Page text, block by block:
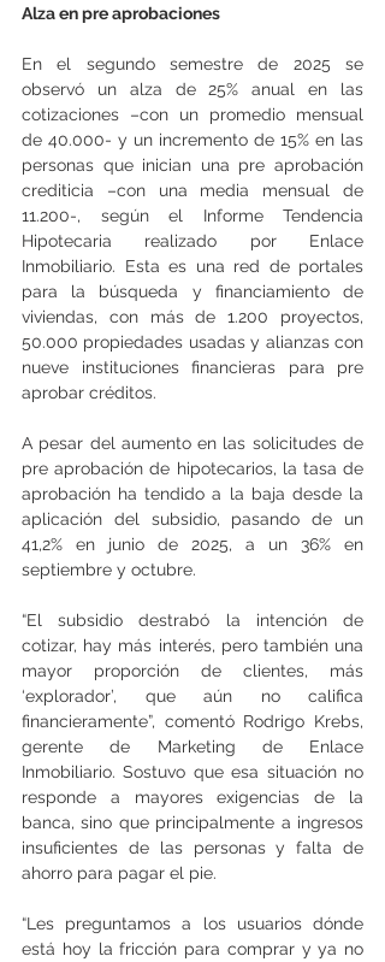
Alza en pre aprobaciones
En el segundo semestre de 2025 se
observó un alza de 25% anual en las
cotizaciones –con un promedio mensual
de 40.000- y un incremento de 15% en las
personas que inician una pre aprobación
crediticia –con una media mensual de
11.200-, según el Informe Tendencia
Hipotecaria realizado por Enlace
Inmobiliario. Esta es una red de portales
para la búsqueda y financiamiento de
viviendas, con más de 1.200 proyectos,
50.000 propiedades usadas y alianzas con
nueve instituciones financieras para pre
aprobar créditos.
A pesar del aumento en las solicitudes de
pre aprobación de hipotecarios, la tasa de
aprobación ha tendido a la baja desde la
aplicación del subsidio, pasando de un
41,2% en junio de 2025, a un 36% en
septiembre y octubre.
“El subsidio destrabó la intención de
cotizar, hay más interés, pero también una
mayor proporción de clientes, más
‘explorador’, que aún no califica
financieramente”, comentó Rodrigo Krebs,
gerente de Marketing de Enlace
Inmobiliario. Sostuvo que esa situación no
responde a mayores exigencias de la
banca, sino que principalmente a ingresos
insuficientes de las personas y falta de
ahorro para pagar el pie.
“Les preguntamos a los usuarios dónde
está hoy la fricción para comprar y ya no